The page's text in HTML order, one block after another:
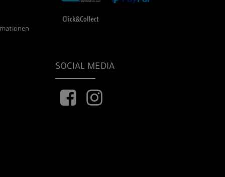
SOCIAL MEDIA